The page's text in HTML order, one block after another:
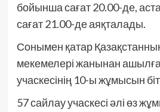
бойынша сағат 20.00-де,
сағат 21.00-де аяқталады.
Сонымен қатар
мекемелері жанынан
учаскесінің 10-ы жұмысын
57 сайлау учаскесі әлі өз